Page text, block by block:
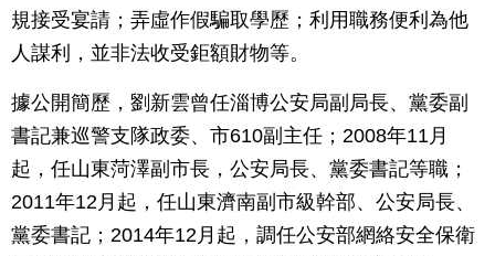
規接受宴請；弄虛作假騙取學歷；利用職務便利為他
人謀利，並非法收受鉅額財物等。
據公開簡歷，劉新雲曾任淄博公安局副局長、黨委副
書記兼巡警支隊政委、市610副主任；2008年11月
起，任山東菏澤副市長，公安局長、黨委書記等職；
2011年12月起，任山東濟南副市級幹部、公安局長、
黨委書記；2014年12月起，調任公安部網絡安全保衛